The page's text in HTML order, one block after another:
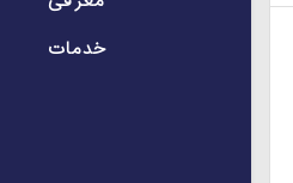
خدمات